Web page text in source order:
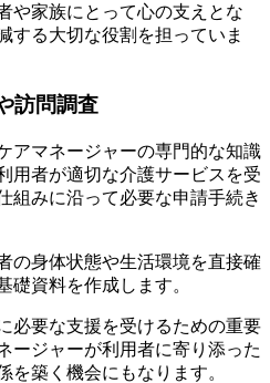
や家族にとって心の支えとな
する大切な役割を担っていま
訪問調査
アマネージャーの専門的な知識
用者が適切な介護サービスを受
組みに沿って必要な申請手続き
の身体状態や生活環境を直接確
礎資料を作成します。
必要な支援を受けるための重要
ージャーが利用者に寄り添った
を築く機会にもなります。